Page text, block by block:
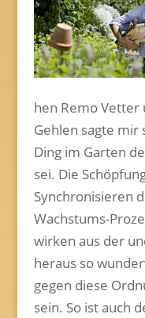
hen Remo Vetter
Gehlen sagte mir
Ding im Garten
sei. Die
Synchronisieren
Wachstums-
wirken aus der
heraus so
gegen diese
sein. So ist auch